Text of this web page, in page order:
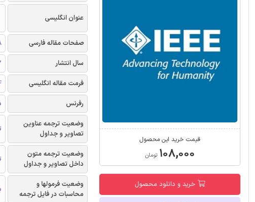
قیمت خرید این محصول
۱۰۸,۰۰۰ تومان
خرید و دانلود محصول
عنوان انگلیسی
صفحات مقاله فارسی
سال انتشار
فرمت مقاله انگلیسی
رفرنس
وضعیت ترجمه عناوین
تصاویر و جداول
وضعیت ترجمه متون
داخل تصاویر و جداول
وضعیت فرمولها و
محاسبات در فایل ترجمه